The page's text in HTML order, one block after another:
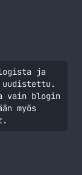
ja
uudistettu.
vain blogin
myös